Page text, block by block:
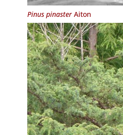
Pinus pinasterAiton